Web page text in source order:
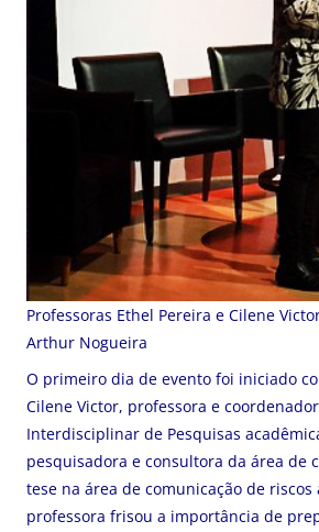
Professoras Ethel Pereira e Cilene
Arthur Nogueira
O primeiro dia de evento foi iniciado
Cilene Victor, professora e
Interdisciplinar de Pesquisas
pesquisadora e consultora da área de
tese na área de comunicação de riscos
professora frisou a importância de